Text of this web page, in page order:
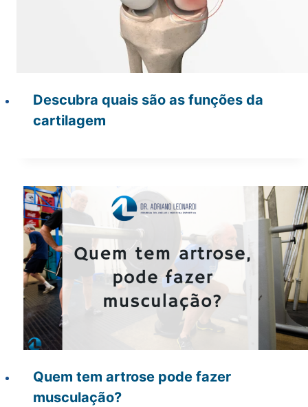
Descubra quais são as funções da
cartilagem
Quem tem artrose pode fazer
musculação?